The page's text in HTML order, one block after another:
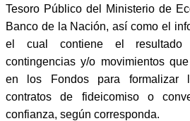
Tesoro Público del Ministerio de
Banco de la Nación, así como el
el cual contiene el resultado
contingencias y/o movimientos
en los Fondos para formalizar
contratos de fideicomiso o
confianza, según corresponda.